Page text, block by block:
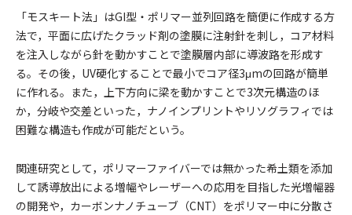
「モスキート法」はGI型・ポリマー並列回路を簡便に作成する方
法で，平面に広げたクラッド剤の塗膜に注射針を刺し，コア材料
を注入しながら針を動かすことで塗膜層内部に導波路を形成す
る。その後，UV硬化することで最小でコア径3μmの回路が簡単
に作れる。また，上下方向に梁を動かすことで3次元構造のほ
か，分岐や交差といった，ナノインプリントやリソグラフィでは
困難な構造も作成が可能だという。
関連研究として，ポリマーファイバーでは無かった希土類を添加
して誘導放出による増幅やレーザーへの応用を目指した光増幅器
の開発や，カーボンナノチューブ（CNT）をポリマー中に分散さ